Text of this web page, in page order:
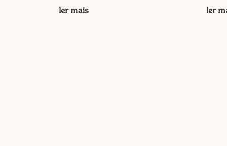
ler mais ler